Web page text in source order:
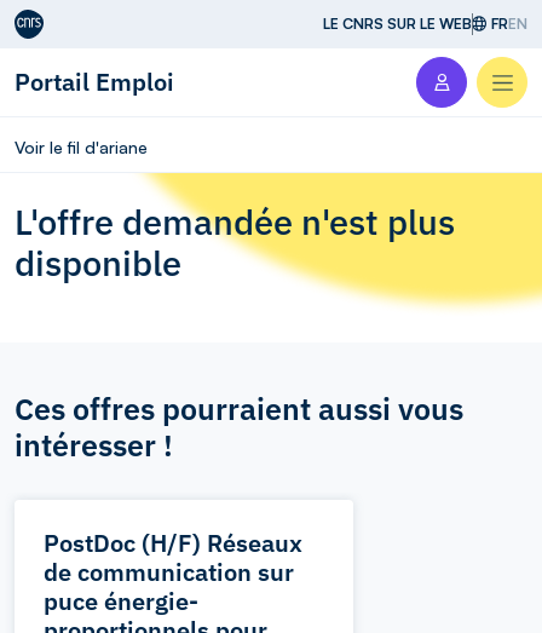
Aller au contenu LE CNRS SUR LE WEB FREN
Portail Emploi
Voir le fil d'ariane
L'offre demandée n'est plus
disponible
Ces offres pourraient aussi vous
intéresser !
PostDoc (H/F) Réseaux
de communication sur
puce énergie-